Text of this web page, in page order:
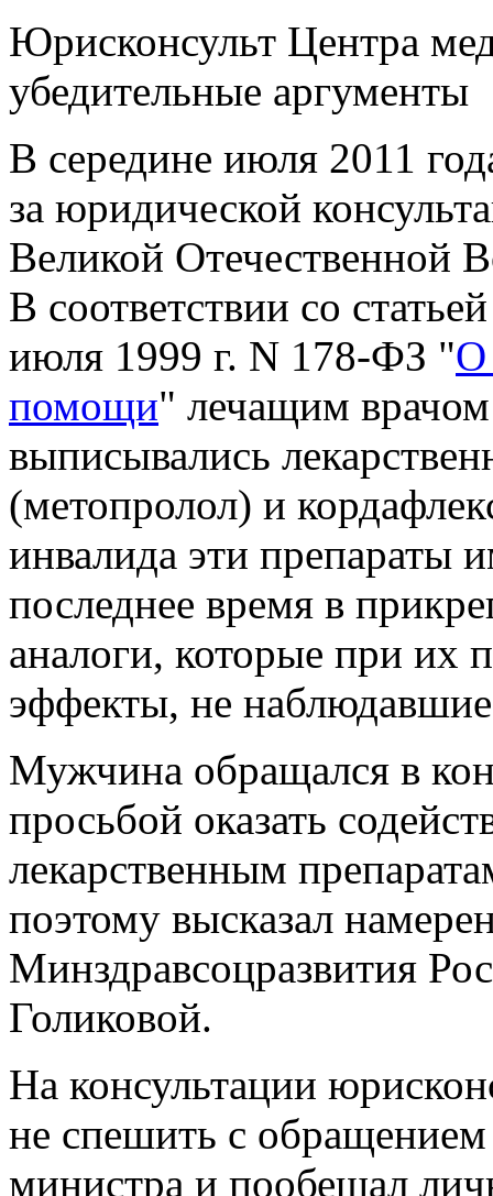
Юрисконсульт Центра
убедительные аргументы
В середине июля 2011
за юридической
Великой Отечественной
В соответствии со
июля 1999 г. N 178-ФЗ "О
помощи" лечащим
выписывались
(метопролол) и
инвалида эти препараты
последнее время в
аналоги, которые при их
эффекты, не
Мужчина обращался в
просьбой оказать
лекарственным
поэтому высказал
Минздравсоцразвития
Голиковой.
На консультации
не спешить с обращением
министра и пообещал